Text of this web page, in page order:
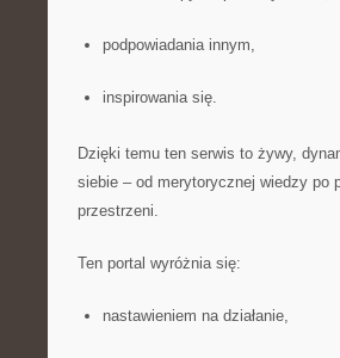
podpowiadania innym,
inspirowania się.
Dzięki temu ten serwis to żywy,
siebie – od merytorycznej wiedzy po
przestrzeni.
Ten portal wyróżnia się:
nastawieniem na działanie,